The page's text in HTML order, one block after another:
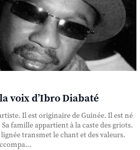
voix d’Ibro Diabaté
Il est originaire de Guinée. Il est né
Sa famille appartient à la caste des griots.
transmet le chant et des valeurs.